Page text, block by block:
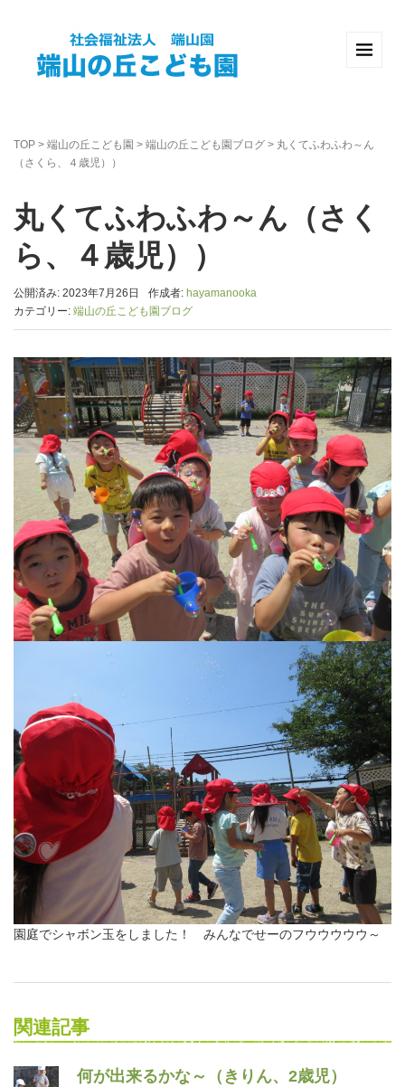
TOP > 端山の丘こども園 > 端山の丘こども園ブログ > 丸くてふわふわ～ん
（さくら、４歳児））
丸くてふわふわ～ん（さく
ら、４歳児））
公開済み: 2023年7月26日 作成者: hayamanooka
カテゴリー: 端山の丘こども園ブログ
園庭でシャボン玉をしました！ みんなでせーのフウウウウウ～
関連記事
何が出来るかな～（きりん、2歳児）